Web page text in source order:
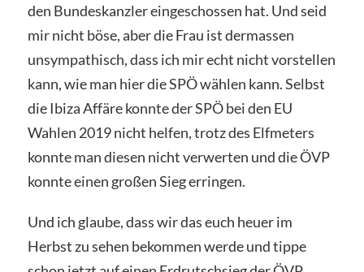
den Bundeskanzler eingeschossen hat. Und seid
mir nicht böse, aber die Frau ist dermassen
unsympathisch, dass ich mir echt nicht vorstellen
kann, wie man hier die SPÖ wählen kann. Selbst
die Ibiza Affäre konnte der SPÖ bei den EU
Wahlen 2019 nicht helfen, trotz des Elfmeters
konnte man diesen nicht verwerten und die ÖVP
konnte einen großen Sieg erringen.
Und ich glaube, dass wir das euch heuer im
Herbst zu sehen bekommen werde und tippe